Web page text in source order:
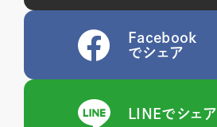
Facebook
でシェア
LINEでシェア